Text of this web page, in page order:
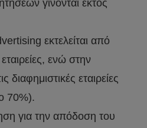
γίνονται εκτός
εκτελείται από
εταιρείες, ενώ στην
εταιρείες
70%).
για την απόδοση του